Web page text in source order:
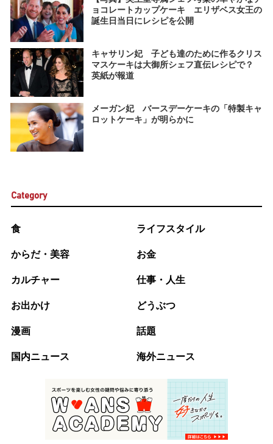
ョコレートカップケーキ エリザベス女王の
誕生日当日にレシピを公開
キャサリン妃 子ども達のために作るクリス
マスケーキは大御所シェフ直伝レシピで？
英紙が報道
メーガン妃 バースデーケーキの「特製キャ
ロットケーキ」が明らかに
Category
食 ライフスタイル
からだ・美容 お金
カルチャー 仕事・人生
お出かけ どうぶつ
漫画 話題
国内ニュース 海外ニュース